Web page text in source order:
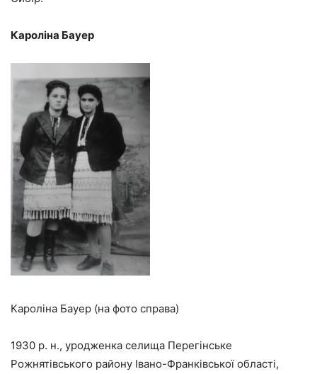
Кароліна Бауер
Кароліна Бауер (на фото справа)
1930 р. н., уродженка селища Перегінське
Рожнятівського району Iвано-Франківської області,